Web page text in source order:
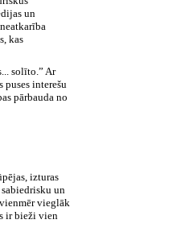
un
kas
solīto.” Ar
interešu
pārbauda no
izturas
un
vieglāk
ir bieži vien